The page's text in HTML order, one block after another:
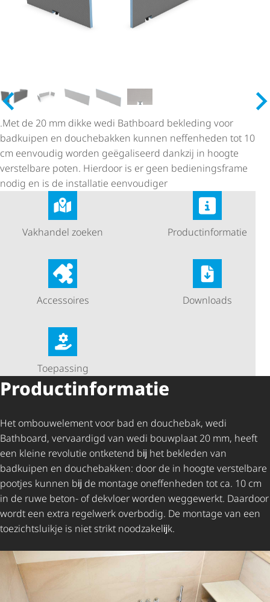
.Met de 20 mm dikke wedi Bathboard bekleding voor
badkuipen en douchebakken kunnen neffenheden tot 10
cm eenvoudig worden geëgaliseerd dankzij in hoogte
verstelbare poten. Hierdoor is er geen bedie­nings­frame
nodig en is de installatie eenvoudiger
Vakhandel zoeken Product­in­for­matie
Accessoires Downloads
Toepassing
Product­in­for­matie
Het ombouwelement voor bad en douchebak, wedi
Bathboard, vervaardigd van wedi bouwplaat 20 mm, heeft
een kleine revolutie ontketend bĳ het bekleden van
badkuipen en douchebakken: door de in hoogte verstelbare
pootjes kunnen bĳ de montage oneffenheden tot ca. 10 cm
in de ruwe beton- of dekvloer worden weggewerkt. Daardoor
wordt een extra regelwerk overbodig. De montage van een
toezichtsluikje is niet strikt noodzakelĳk.